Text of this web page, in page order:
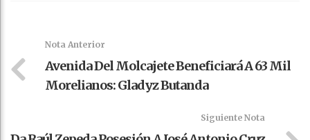
Nota Anterior
Avenida Del Molcajete Beneficiará A 63 Mil
Morelianos: Gladyz Butanda
Siguiente Nota